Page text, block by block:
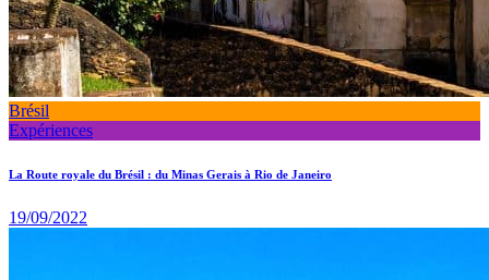
Brésil
Expériences
La Route royale du Brésil : du Minas Gerais à Rio de Janeiro
19/09/2022